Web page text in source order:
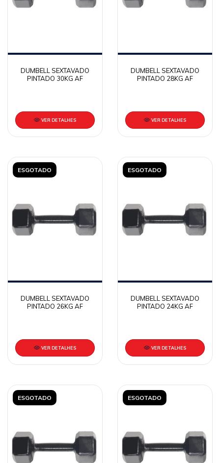
DUMBELL SEXTAVADO
PINTADO 30KG AF
VER DETALHES
DUMBELL SEXTAVADO
PINTADO 28KG AF
VER DETALHES
ESGOTADO
DUMBELL SEXTAVADO
PINTADO 26KG AF
VER DETALHES
ESGOTADO
DUMBELL SEXTAVADO
PINTADO 24KG AF
VER DETALHES
ESGOTADO ESGOTADO